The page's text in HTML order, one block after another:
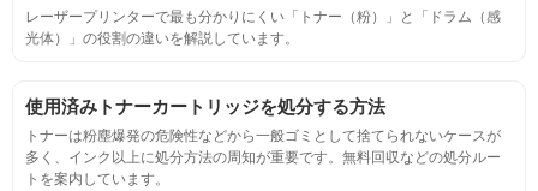
定着度
摩擦試験機で濃度値を測定
適合性
レーザープリンターで最も分かりにくい「トナー（粉）」と「ドラム（感
光体）」の役割の違いを解説しています。
使用済みトナーカートリッジを処分する方法
トナーは粉塵爆発の危険性などから一般ゴミとして捨てられないケースが
多く、インク以上に処分方法の周知が重要です。無料回収などの処分ルー
トを案内しています。